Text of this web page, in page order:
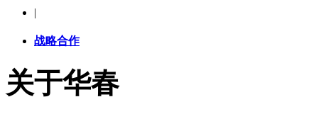
|
战略合作
关于华春